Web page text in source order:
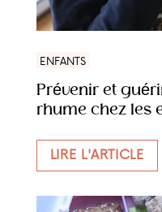
ENFANTS
Prévenir et
rhume chez les
LIRE L'ARTICLE